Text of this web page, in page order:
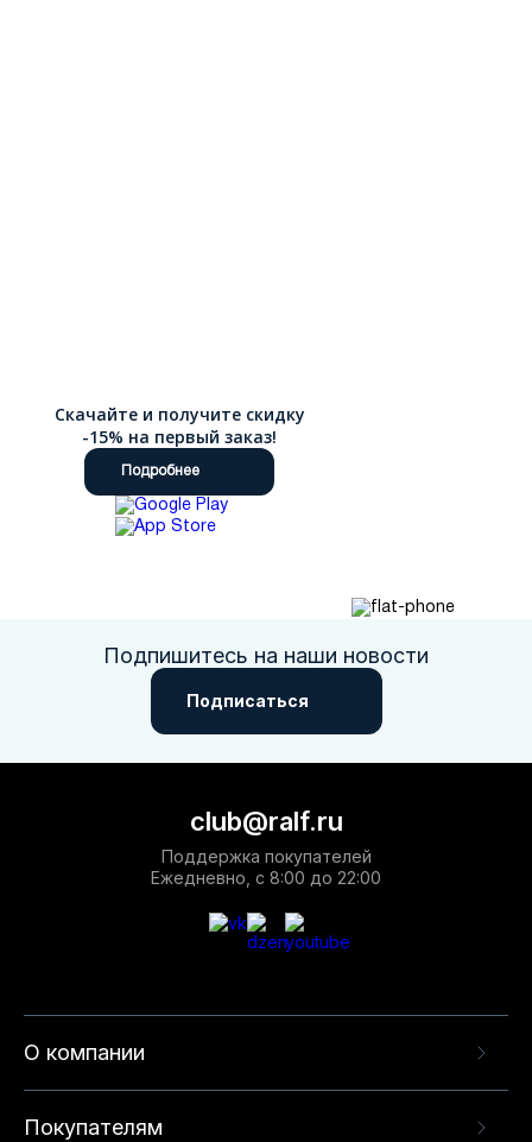
Скачайте и получите скидку
-15% на первый заказ!
Подробнее
Подпишитесь на наши новости
Подписаться
О компании
Покупателям
club@ralf.ru
Поддержка покупателей
Ежедневно, с 8:00 до 22:00